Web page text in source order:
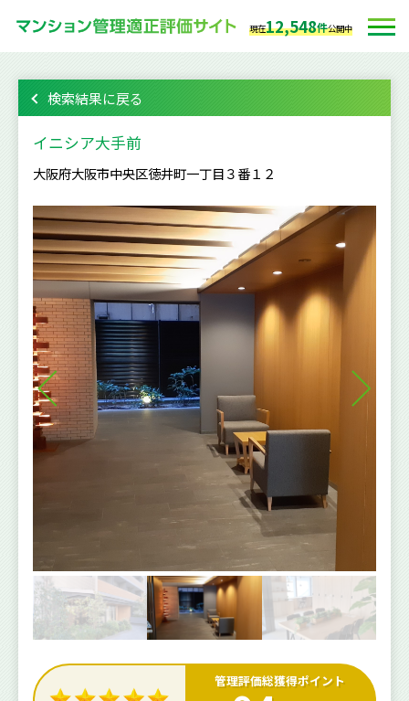
現在12,548件公開中
検索結果に戻る
イニシア大手前
大阪府大阪市中央区徳井町一丁目３番１２
管理評価総獲得ポイント